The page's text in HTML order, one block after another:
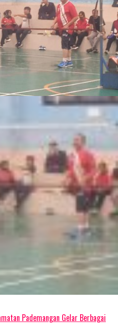
Pademangan Gelar Berbagai